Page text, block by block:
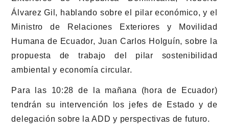
Álvarez Gil, hablando sobre el pilar económico, y el
Ministro de Relaciones Exteriores y Movilidad
Humana de Ecuador, Juan Carlos Holguín, sobre la
propuesta de trabajo del pilar sostenibilidad
ambiental y economía circular.
Para las 10:28 de la mañana (hora de Ecuador)
tendrán su intervención los jefes de Estado y de
delegación sobre la ADD y perspectivas de futuro.